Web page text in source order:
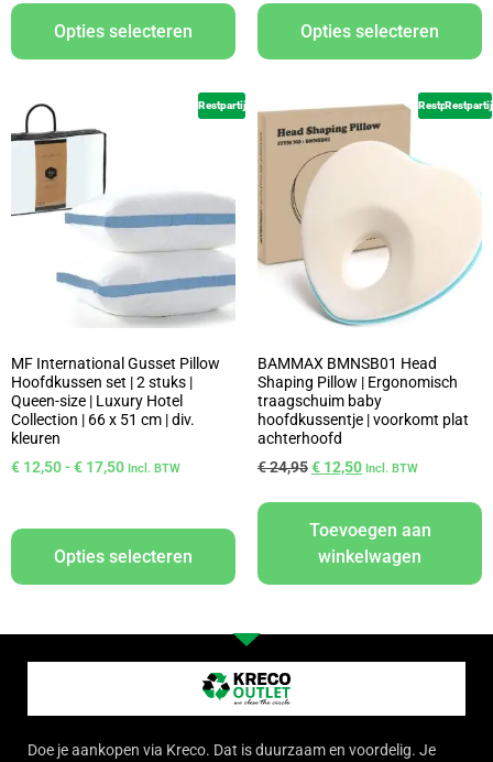
Opties selecteren Opties selecteren
Restpartij
MF International Gusset Pillow
Hoofdkussen set | 2 stuks |
Queen-size | Luxury Hotel
Collection | 66 x 51 cm | div.
kleuren
€ 12,50-€ 17,50 Incl. BTW
Opties selecteren
RestpartijRestpartij
BAMMAX BMNSB01 Head
Shaping Pillow | Ergonomisch
traagschuim baby
hoofdkussentje | voorkomt plat
achterhoofd
€24,95€ 12,50 Incl. BTW
Toevoegen aan
winkelwagen
Doe je aankopen via Kreco. Dat is duurzaam en voordelig. Je